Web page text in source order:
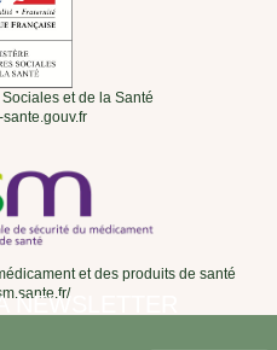
et de la Santé
et des produits de santé
NEWSLETTER